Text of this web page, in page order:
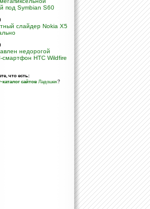
под Symbian S60
слайдер Nokia X5
недорогой
смартфон HTC Wildfire
что есть:
каталог сайтов Ладошек?